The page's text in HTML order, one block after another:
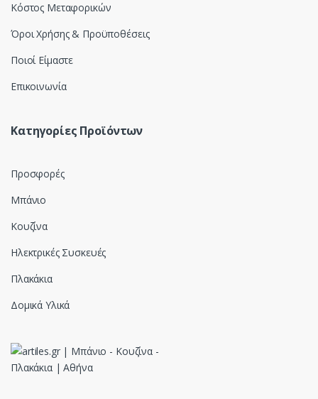
Κόστος Μεταφορικών
Όροι Χρήσης & Προϋποθέσεις
Ποιοί Είμαστε
Επικοινωνία
Κατηγορίες Προϊόντων
Προσφορές
Μπάνιο
Κουζίνα
Ηλεκτρικές Συσκευές
Πλακάκια
Δομικά Υλικά